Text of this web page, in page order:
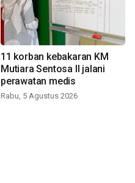
11 korban kebakaran KM
Mutiara Sentosa II jalani
perawatan medis
Rabu, 5 Agustus 2026